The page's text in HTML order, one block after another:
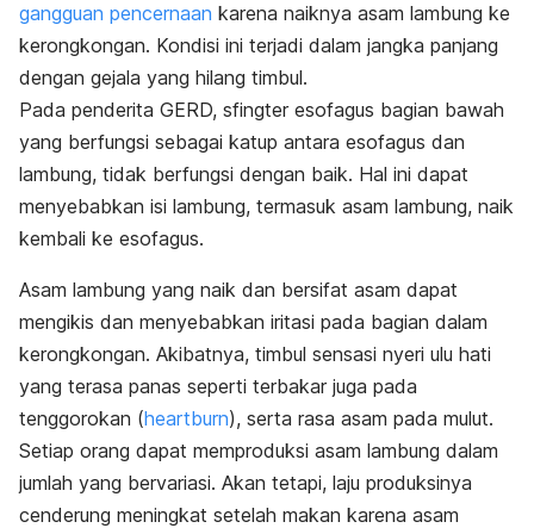
gangguan pencernaan karena naiknya asam lambung ke
kerongkongan. Kondisi ini terjadi dalam jangka panjang
dengan gejala yang hilang timbul.
Pada penderita GERD, sfingter esofagus bagian bawah
yang berfungsi sebagai katup antara esofagus dan
lambung, tidak berfungsi dengan baik. Hal ini dapat
menyebabkan isi lambung, termasuk asam lambung, naik
kembali ke esofagus.
Asam lambung yang naik dan bersifat asam dapat
mengikis dan menyebabkan iritasi pada bagian dalam
kerongkongan. Akibatnya, timbul sensasi nyeri ulu hati
yang terasa panas seperti terbakar juga pada
tenggorokan (heartburn), serta rasa asam pada mulut.
Setiap orang dapat memproduksi asam lambung dalam
jumlah yang bervariasi. Akan tetapi, laju produksinya
cenderung meningkat setelah makan karena asam